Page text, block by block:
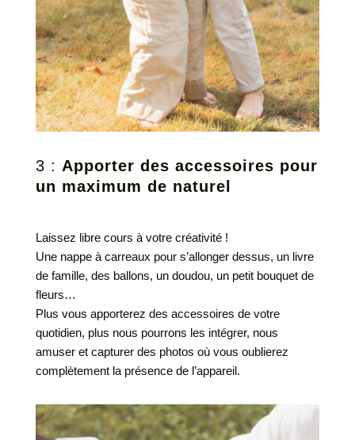
3 : Apporter des accessoires pour
un maximum de naturel
Laissez libre cours à votre créativité !
Une nappe à carreaux pour s’allonger dessus, un livre
de famille, des ballons, un doudou, un petit bouquet de
fleurs…
Plus vous apporterez des accessoires de votre
quotidien, plus nous pourrons les intégrer, nous
amuser et capturer des photos où vous oublierez
complètement la présence de l’appareil.